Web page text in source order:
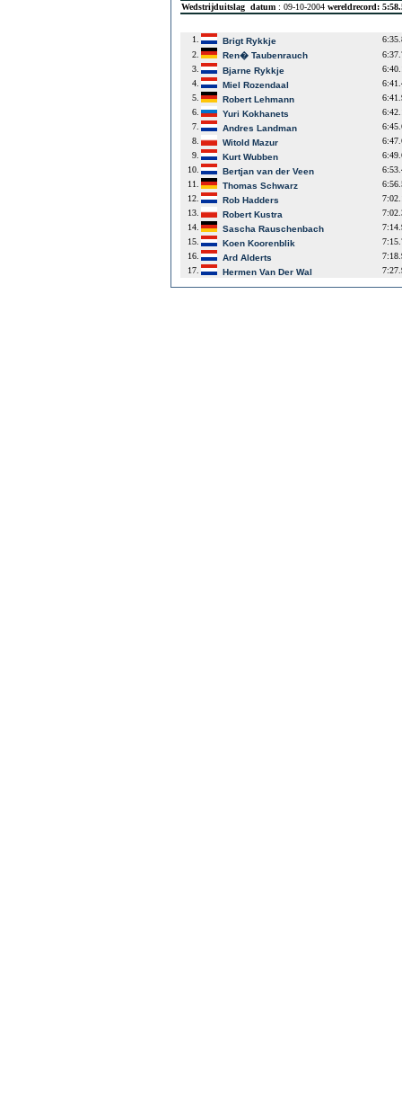
Wedstrijduitslag datum : 09-10-2004 wereldrecord:
1. Brigt Rykkje
2.
Ren� Taubenrauch
3.
Bjarne Rykkje
4.
Miel Rozendaal
5.
Robert Lehmann
6.
Yuri Kokhanets
7.
Andres Landman
8.
Witold Mazur
9.
Kurt Wubben
10.
Bertjan van der Veen
11.
Thomas Schwarz
12.
Rob Hadders
13.
Robert Kustra
14.
Sascha Rauschenbach
15.
Koen Koorenblik
16.
Ard Alderts
17.
Hermen Van Der Wal